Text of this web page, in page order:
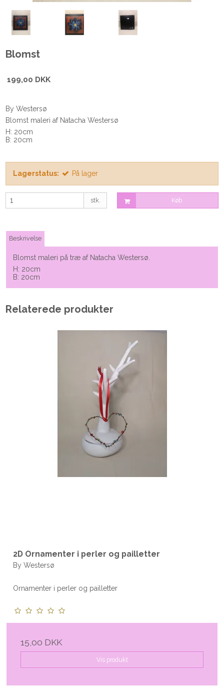
Blomst
199,00 DKK
By Westersø
Blomst maleri af Natacha Westersø
H: 20cm
B: 20cm
Lagerstatus: På lager
stk. Køb
Beskrivelse
Blomst maleri på træ af Natacha Westersø.
H: 20cm
B: 20cm
Relaterede produkter
2D Ornamenter i perler og pailletter
By Westersø
Ornamenter i perler og pailletter
15,00 DKK
Vis produkt